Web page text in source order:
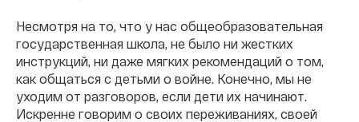
Несмотря на то, что у нас общеобразовательная
государственная школа, не было ни жестких
инструкций, ни даже мягких рекомендаций о том,
как общаться с детьми о войне. Конечно, мы не
уходим от разговоров, если дети их начинают.
Искренне говорим о своих переживаниях, своей